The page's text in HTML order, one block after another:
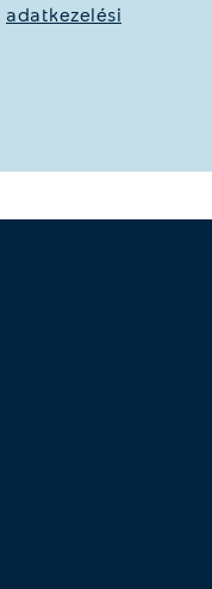
adatkezelési